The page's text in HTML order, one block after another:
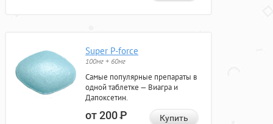
Super P-force
100мг + 60мг
Самые популярные препараты в
одной таблетке — Виагра и
Дапоксетин.
от 200Р Купить